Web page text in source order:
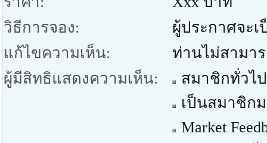
วิธีการจอง:
ผู้ประกาศจะ
แก้ไขความเห็น:
ท่านไม่สามา
ผู้มีสิทธิแสดงความเห็น:
สมาชิกทั่วไป
เป็นสมาชิก
Market